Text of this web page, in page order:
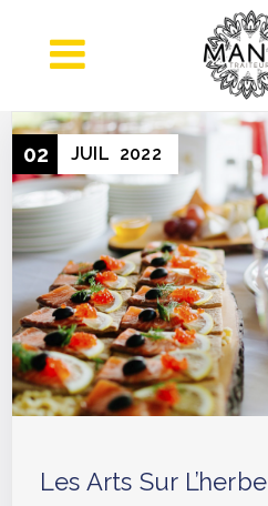
02 JUIL 2022
Les Arts Sur L’herbe